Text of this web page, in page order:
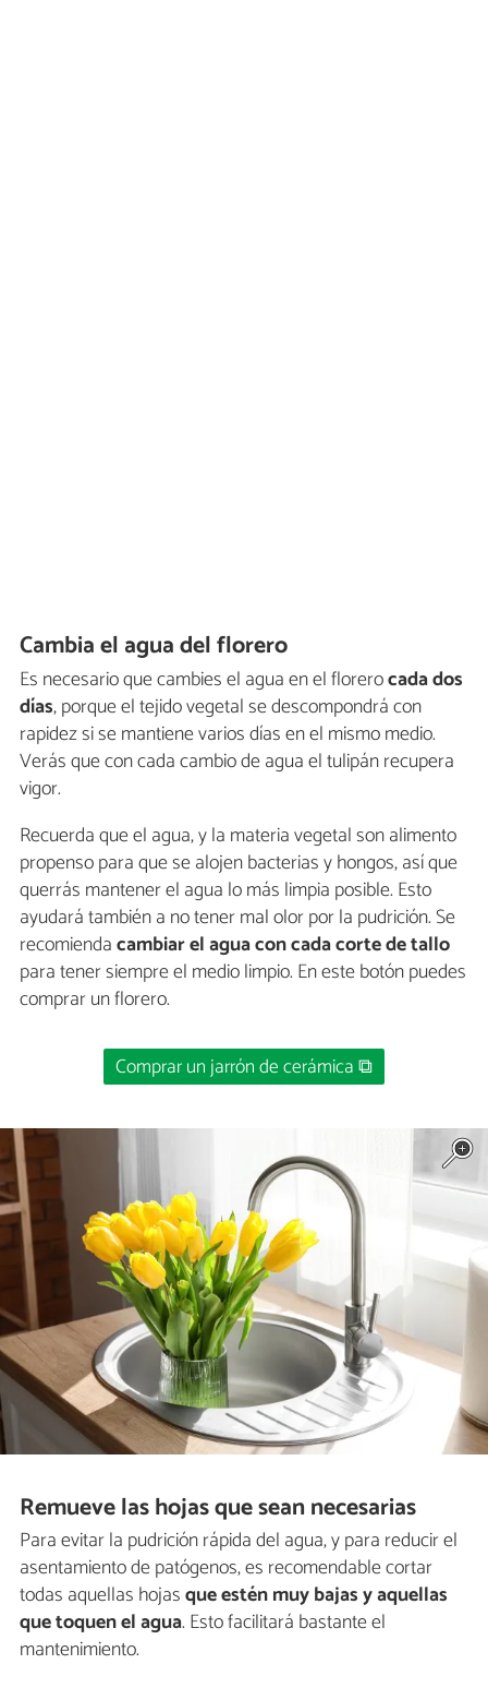
Cambia el agua del florero
Es necesario que cambies el agua en el florerocada dos
días, porque el tejido vegetal se descompondrá con
rapidez si se mantiene varios días en el mismo medio.
Verás que con cada cambio de agua el tulipán recupera
vigor.
Recuerda que el agua, y la materia vegetal son alimento
propenso para que se alojen bacterias y hongos, así que
querrás mantener el agua lo más limpia posible. Esto
ayudará también a no tener mal olor por la pudrición. Se
recomiendacambiar el agua con cada corte de tallo
para tener siempre el medio limpio. En este botón puedes
comprar un florero.
Comprar un jarrón de cerámica ⧉
Remueve las hojas que sean necesarias
Para evitar la pudrición rápida del agua, y para reducir el
asentamiento de patógenos, es recomendable cortar
todas aquellas hojasque estén muy bajas y aquellas
que toquen el agua. Esto facilitará bastante el
mantenimiento.